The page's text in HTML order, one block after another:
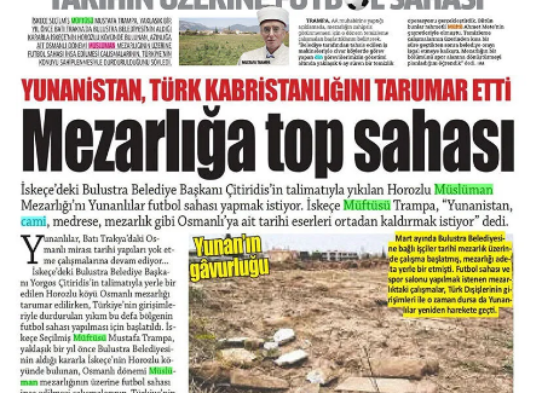
Isparta Müftülüğü
İstanbul Müftülüğü
İzmir Müftülüğü
Kahramanmaraş Müftülüğü
Karabük Müftülüğü
Karaman Müftülüğü
Kars Müftülüğü